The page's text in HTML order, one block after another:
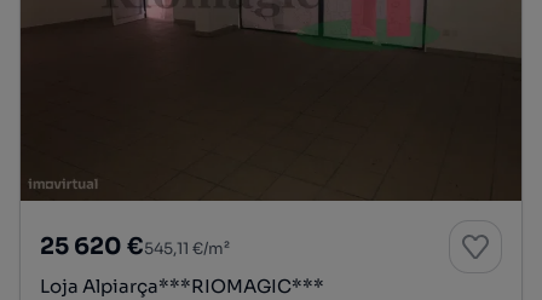
25 620 €545,11 €/m²
Loja Alpiarça***RIOMAGIC***